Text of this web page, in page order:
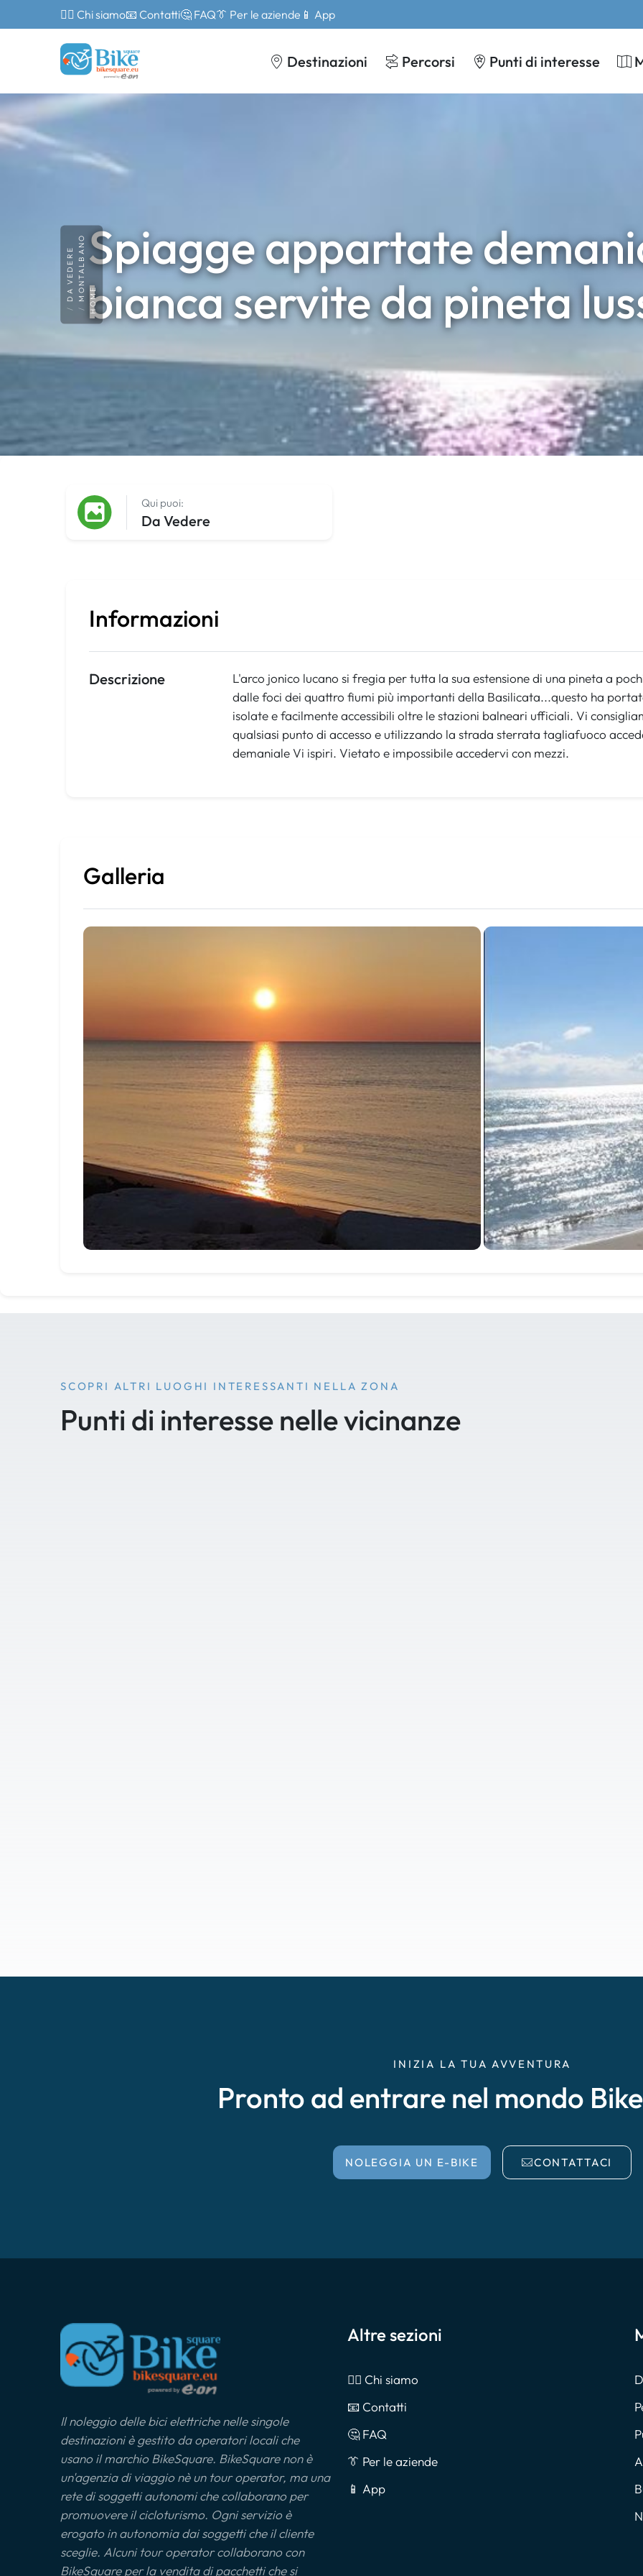
🙎‍♂️ Chi siamo📧 Contatti🤔 FAQ👔 Per le aziende 📱 App
Destinazioni Percorsi Punti di interesse
Spiagge appartate
bianca servite da pineta
HOME
MONTALBANO
DA VEDERE
Qui puoi:
Da Vedere
Informazioni
Descrizione
L'arco jonico lucano si fregia per tutta la sua estensione di una pineta a
dalle foci dei quattro fiumi più importanti della Basilicata...questo ha
isolate e facilmente accessibili oltre le stazioni balneari ufficiali. Vi
qualsiasi punto di accesso e utilizzando la strada sterrata tagliafuoco
demaniale Vi ispiri. Vietato e impossibile accedervi con mezzi.
Galleria
SCOPRI ALTRI LUOGHI INTERESSANTI NELLA ZONA
Punti di interesse nelle vicinanze
INIZIA LA TUA AVVENTURA
Pronto ad entrare nel mondo
NOLEGGIA UN E-BIKE CONTATTACI
Il noleggio delle bici elettriche nelle singole
destinazioni è gestito da operatori locali che
usano il marchio BikeSquare. BikeSquare non è
un'agenzia di viaggio nè un tour operator, ma una
rete di soggetti autonomi che collaborano per
promuovere il cicloturismo. Ogni servizio è
erogato in autonomia dai soggetti che il cliente
sceglie. Alcuni tour operator collaborano con
BikeSquare per la vendita di pacchetti che si
Altre sezioni
🙎‍♂️ Chi siamo
📧 Contatti
🤔 FAQ
👔 Per le aziende
📱 App